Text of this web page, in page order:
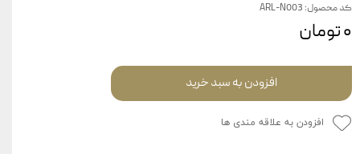
کد محصول: ARL-N003
۰ تومان
افزودن به سبد خرید
افزودن به علاقه مندی ها